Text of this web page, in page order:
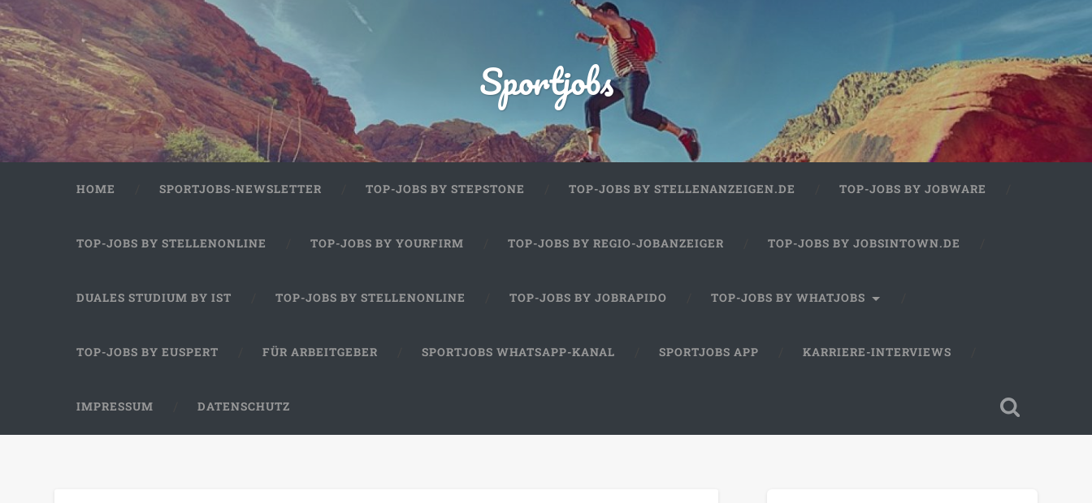
Sportjobs
HOME SPORTJOBS-NEWSLETTER TOP-JOBS BY STEPSTONE TOP-JOBS BY STELLENANZEIGEN.DE TOP-JOBS BY JOBWARE
TOP-JOBS BY STELLENONLINE TOP-JOBS BY YOURFIRM TOP-JOBS BY REGIO-JOBANZEIGER TOP-JOBS BY JOBSINTOWN.DE
DUALES STUDIUM BY IST TOP-JOBS BY STELLENONLINE TOP-JOBS BY JOBRAPIDO TOP-JOBS BY WHATJOBS
TOP-JOBS BY EUSPERT FÜR ARBEITGEBER SPORTJOBS WHATSAPP-KANAL SPORTJOBS APP KARRIERE-INTERVIEWS
IMPRESSUM DATENSCHUTZ